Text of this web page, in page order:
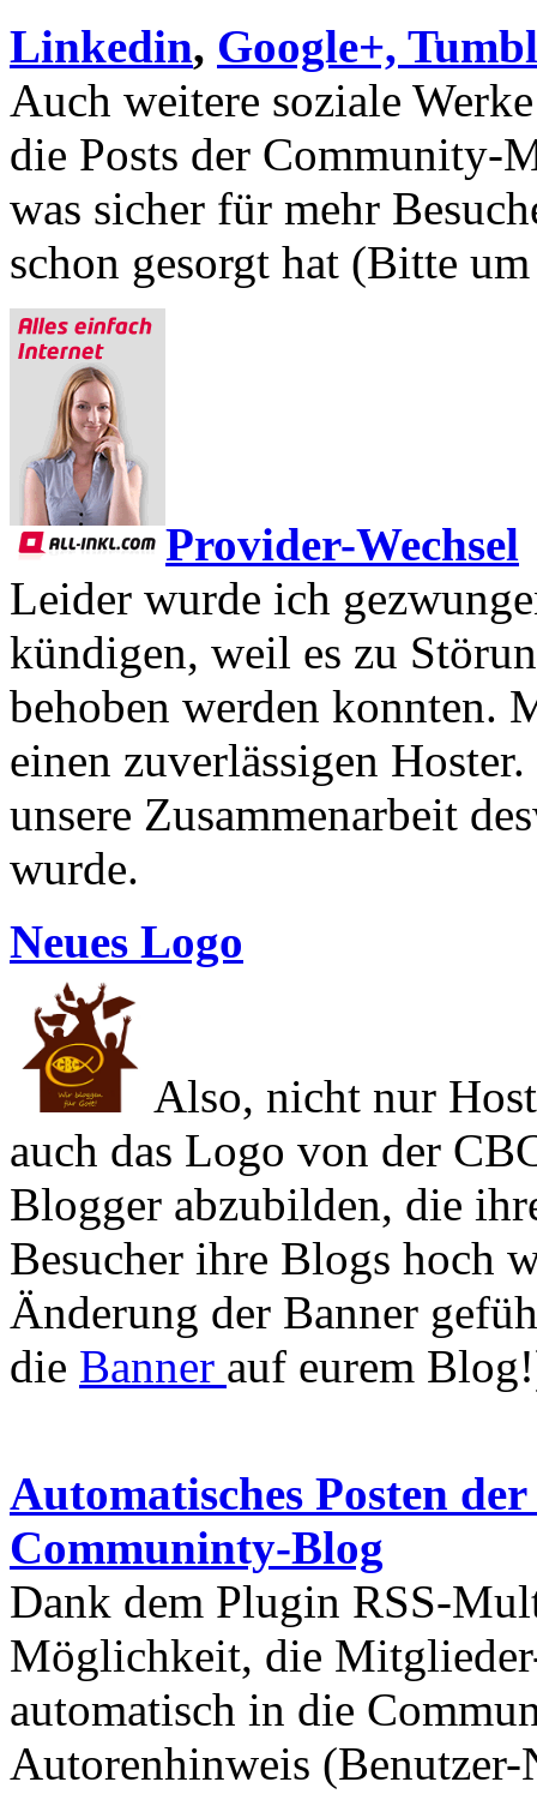
Linkedin, Google+,
Auch weitere soziale
die Posts der Community-
was sicher für mehr
schon gesorgt hat (Bitte
Provider-Wechsel
Leider wurde ich
kündigen, weil es zu
behoben werden
einen zuverlässigen
unsere Zusammenarbeit
wurde.
Neues Logo
Also, nicht nur
auch das Logo von der
Blogger abzubilden, die
Besucher ihre Blogs hoch
Änderung der Banner
die Banner auf eurem
Automatisches Posten
Communinty-Blog
Dank dem Plugin RSS-
Möglichkeit, die
automatisch in die
Autorenhinweis